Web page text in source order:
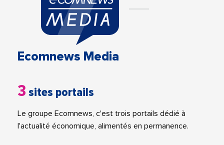
Ecomnews Media
3 sites portails
Le groupe Ecomnews, c'est trois portails dédié à
l'actualité économique, alimentés en permanence.